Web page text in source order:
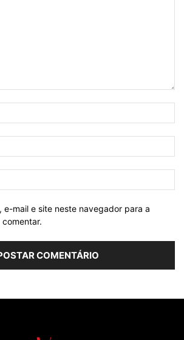
e-mail e site neste navegador para a